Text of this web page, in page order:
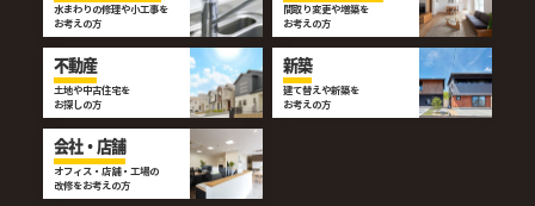
水まわりの修理や小工事を
お考えの方
間取り変更や増築を
お考えの方
不動産
土地や中古住宅を
お探しの方
新築
建て替えや新築を
お考えの方
会社・店舗
オフィス・店舗・工場の
改修をお考えの方